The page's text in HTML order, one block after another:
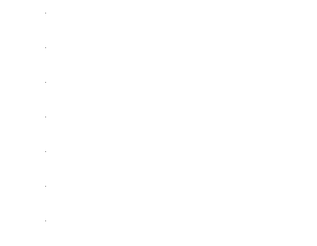
.
.
.
.
.
.
.